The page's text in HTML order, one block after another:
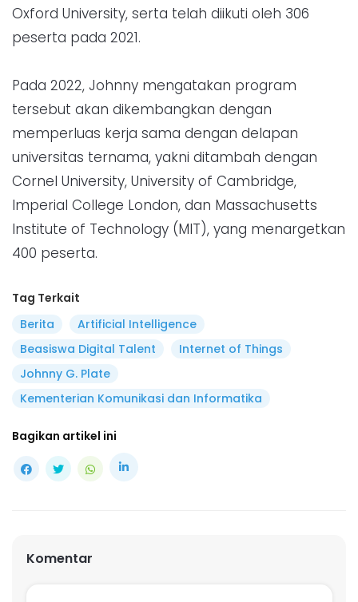
Oxford University, serta telah diikuti oleh 306
peserta pada 2021.
Pada 2022, Johnny mengatakan program
tersebut akan dikembangkan dengan
memperluas kerja sama dengan delapan
universitas ternama, yakni ditambah dengan
Cornel University, University of Cambridge,
Imperial College London, dan Massachusetts
Institute of Technology (MIT), yang menargetkan
400 peserta.
Tag Terkait
Berita
Artificial Intelligence
Beasiswa Digital Talent
Internet of Things
Johnny G. Plate
Kementerian Komunikasi dan Informatika
Bagikan artikel ini
Komentar